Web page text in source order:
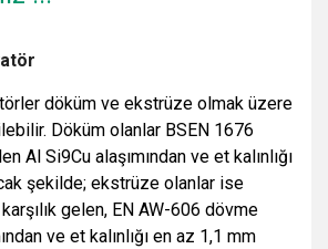
döküm ve ekstrüze olmak üzere
Döküm olanlar BSEN 1676
Al Si9Cu alaşımından ve et kalınlığı
şekilde; ekstrüze olanlar ise
gelen, EN AW-606 dövme
ve et kalınlığı en az 1,1 mm